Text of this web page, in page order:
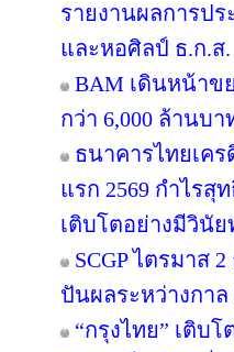
รายงานผลการป
และหอศิลป์ ธ.ก.ส.
BAM เดินหน้าข
กว่า 6,000 ล้านบ
ธนาคารไทยเค
แรก 2569 กำไรสุ
เติบโตอย่างมีวินั
SCGP ไตรมาส
ปันผลระหว่างกา
“กรุงไทย” เติบ